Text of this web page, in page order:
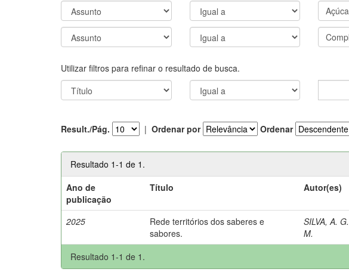
Utilizar filtros para refinar o resultado de busca.
Result./Pág. | Ordenar por Ordenar
Resultado 1-1 de 1.
Ano de
publicação
Título Autor(es)
2025
Rede territórios dos saberes e
sabores.
SILVA, A. G.
M.
Resultado 1-1 de 1.